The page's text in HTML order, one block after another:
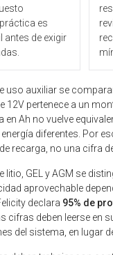
es
antes de exigir
uso auxiliar se
12V pertenece a un
en Ah no vuelve
diferentes. Por
recarga, no una cifra
litio, GEL y AGM se
aprovechable
declara 95% de
cifras deben leerse en
del sistema, en lugar